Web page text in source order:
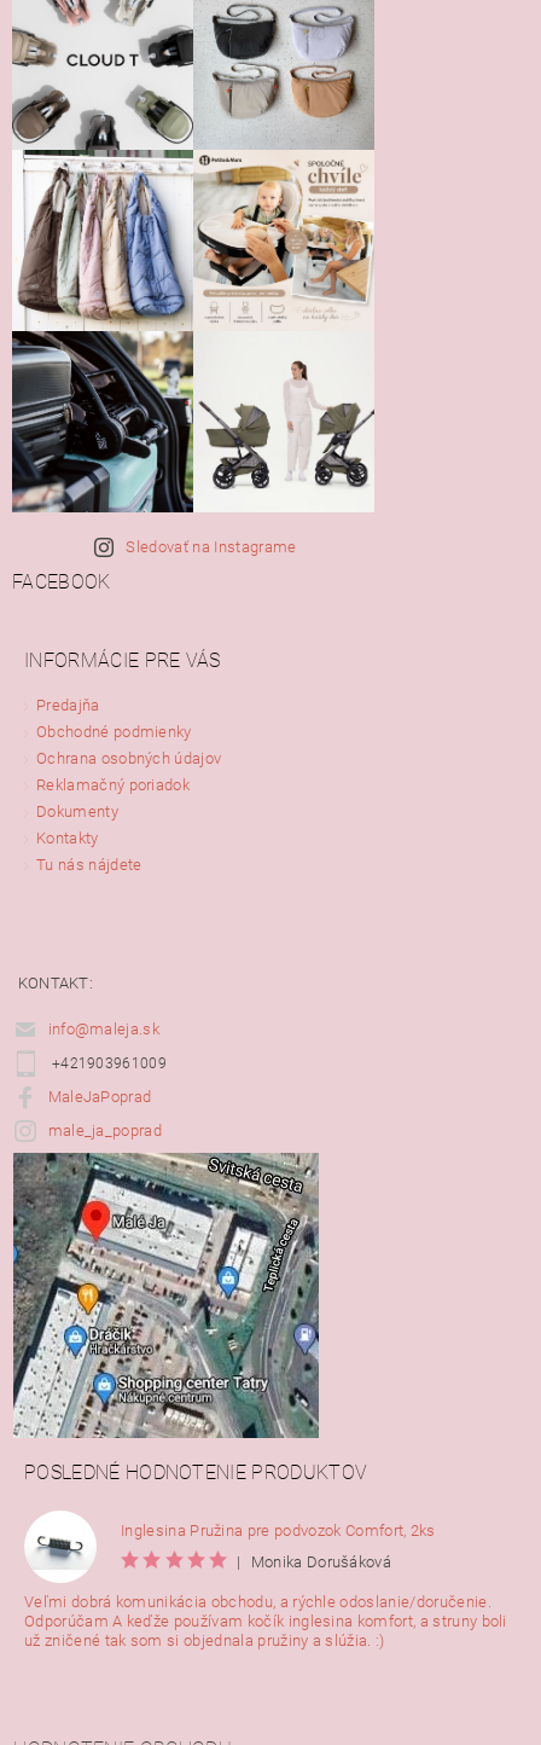
Sledovať na Instagrame
FACEBOOK
INFORMÁCIE PRE VÁS
Predajňa
Obchodné podmienky
Ochrana osobných údajov
Reklamačný poriadok
Dokumenty
Kontakty
Tu nás nájdete
KONTAKT:
info@maleja.sk
+421903961009
MaleJaPoprad
male_ja_poprad
POSLEDNÉ HODNOTENIE PRODUKTOV
Inglesina Pružina pre podvozok Comfort, 2ks
|
Monika Dorušáková
Veľmi dobrá komunikácia obchodu, a rýchle odoslanie/doručenie.
Odporúčam A keďže používam kočík inglesina komfort, a struny boli
už zničené tak som si objednala pružiny a slúžia. :)